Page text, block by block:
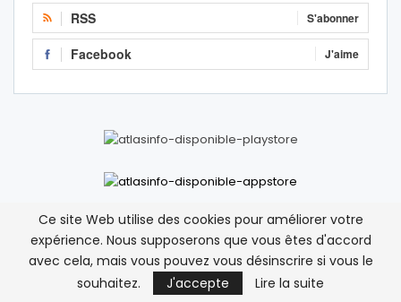
RSS S'abonner
Facebook J'aime
NamsurDeux hélicoptères militaires algériens
survolent la ville frontalière de Figuig
Ce site Web utilise des cookies pour améliorer votre
expérience. Nous supposerons que vous êtes d'accord
avec cela, mais vous pouvez vous désinscrire si vous le
souhaitez.
J'accepte Lire la suite